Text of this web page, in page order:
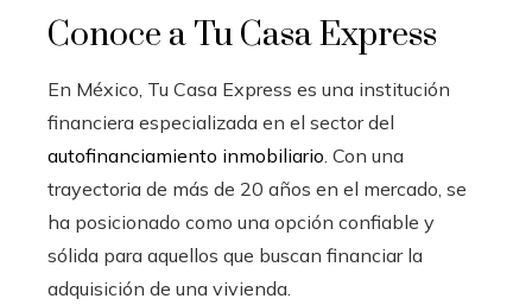
Conoce a Tu Casa Express
En México, Tu Casa Express es una institución
financiera especializada en el sector del
autofinanciamiento inmobiliario . Con una
trayectoria de más de 20 años en el mercado, se
ha posicionado como una opción confiable y
sólida para aquellos que buscan financiar la
adquisición de una vivienda.